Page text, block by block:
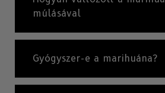
múlásával
Gyógyszer-e a marihuána?